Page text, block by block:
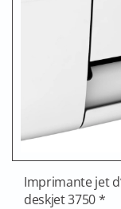
Imprimante jet
deskjet 3750 *